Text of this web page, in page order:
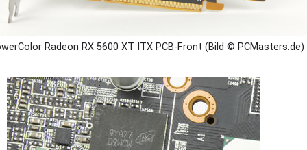
Radeon RX 5600 XT ITX PCB-Front (Bild © PCMasters.de)